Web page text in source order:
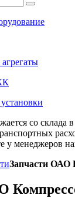
со
у менеджеров
Запчасти ОАО